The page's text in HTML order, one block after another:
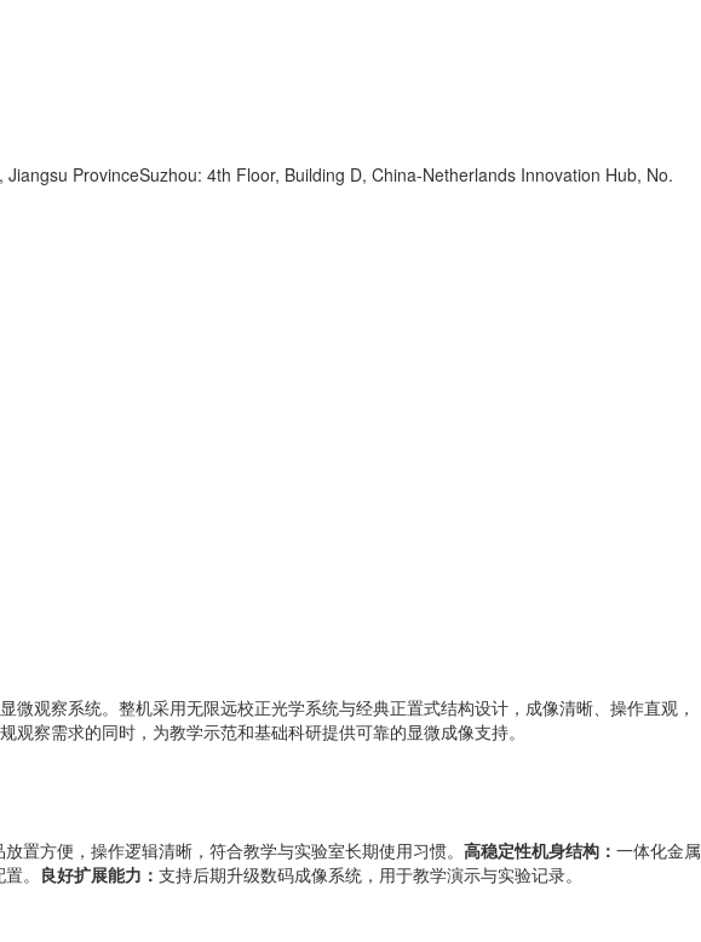
ProvinceSuzhou: 4th Floor, Building D, China-Netherlands Innovation Hub, No.
观察系统。整机采用无限远校正光学系统与经典正置式结构设计，成像清晰、操作直观，
察需求的同时，为教学示范和基础科研提供可靠的显微成像支持。
放置方便，操作逻辑清晰，符合教学与实验室长期使用习惯。 高稳定性机身结构： 一体化金属
。 良好扩展能力： 支持后期升级数码成像系统，用于教学演示与实验记录。